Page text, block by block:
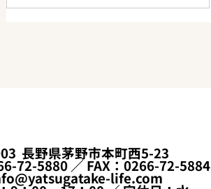
蓼科高原・八方台の中古別荘
｜湧水の池と敷地内河川のあ
る479坪、所有権
長野県茅野市本町西5-23
72-5880 ／ FAX：0266-72-5884
life.com